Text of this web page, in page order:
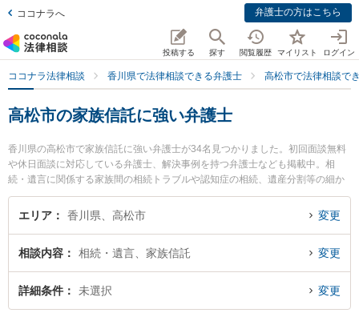
ココナラへ 弁護士の方はこちら
投稿する 探す 閲覧履歴 マイリスト ログイン
ココナラ法律相談 香川県で法律相談できる弁護士 高松市で法律相談で
高松市の家族信託に強い弁護士
香川県の高松市で家族信託に強い弁護士が34名見つかりました。初回面談無料
や休日面談に対応している弁護士、解決事例を持つ弁護士なども掲載中。相
続・遺言に関係する家族間の相続トラブルや認知症の相続、遺産分割等の細か
な分野での絞り込み検索もでき便利です。特に弁護士法人山本・坪井綜合法律
事務所 高松オフィスの園田 桃大弁護士やよつば法律事務所の二川 伸也弁護
ラブルを今すぐに弁護士に相談したい』『家族信託のトラブル解決の実績豊富
な近くの弁護士を検索したい』『初回相談無料で家族信託を法律相談できる高
松市内の弁護士に相談予約したい』などでお困りの相談者さんにおすすめで
エリア 香川県、高松市 変更
相談内容 相続・遺言、家族信託 変更
詳細条件 未選択 変更